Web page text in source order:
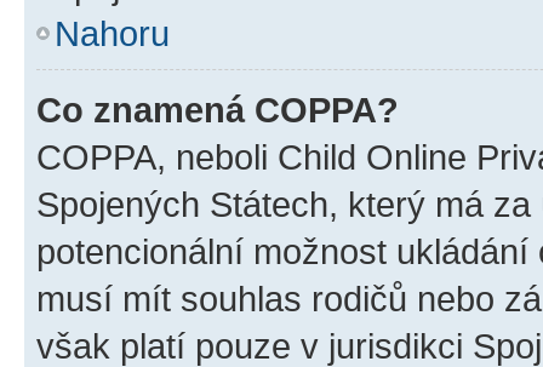
Nahoru
Co znamená COPPA?
COPPA, neboli Child Online
Spojených Státech, který má
potencionální možnost
musí mít souhlas rodičů nebo
však platí pouze v jurisdikci